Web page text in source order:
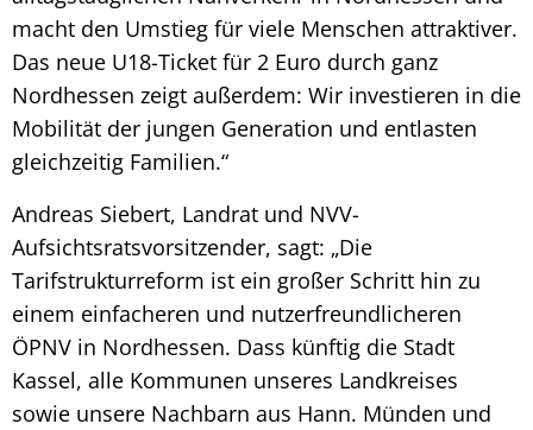
macht den Umstieg für viele Menschen attraktiver.
Das neue U18-Ticket für 2 Euro durch ganz
Nordhessen zeigt außerdem: Wir investieren in die
Mobilität der jungen Generation und entlasten
gleichzeitig Familien.“
Andreas Siebert, Landrat und NVV-
Aufsichtsratsvorsitzender, sagt: „Die
Tarifstrukturreform ist ein großer Schritt hin zu
einem einfacheren und nutzerfreundlicheren
ÖPNV in Nordhessen. Dass künftig die Stadt
Kassel, alle Kommunen unseres Landkreises
sowie unsere Nachbarn aus Hann. Münden und